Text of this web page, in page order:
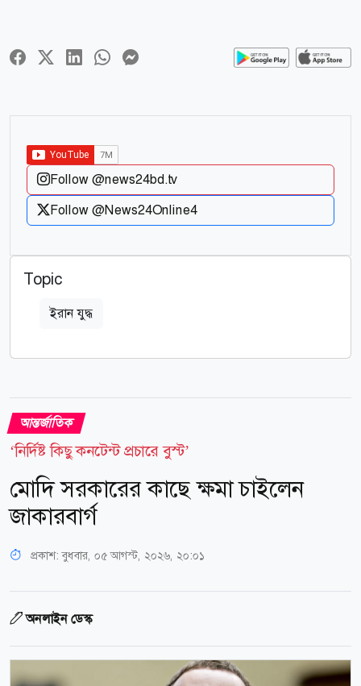
Follow @news24bd.tv
Follow @News24Online4
Topic
ইরান যুদ্ধ
আন্তর্জাতিক
‘নির্দিষ্ট কিছু কনটেন্ট প্রচারে বুস্ট’
মোদি সরকারের কাছে ক্ষমা চাইলেন
জাকারবার্গ
প্রকাশ:বুধবার, ০৫ আগস্ট, ২০২৬, ২০:০১
অনলাইন ডেস্ক